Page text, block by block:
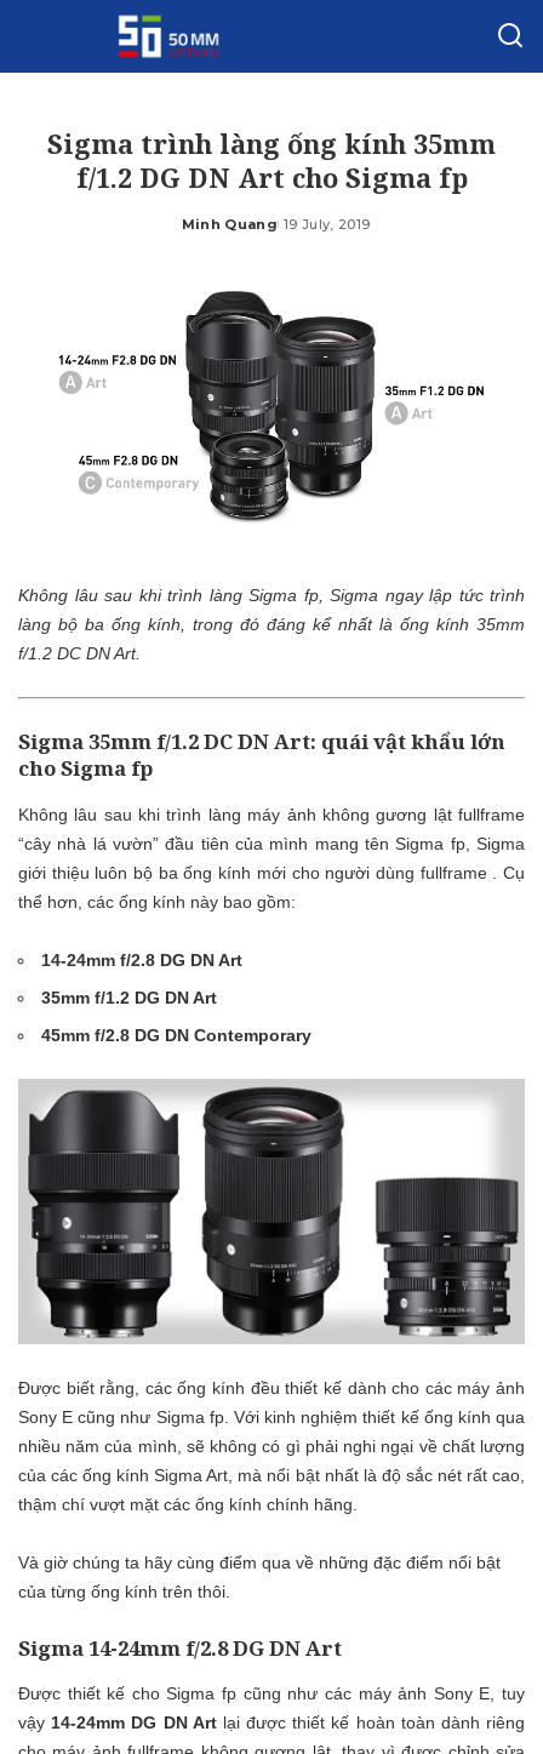
Sigma trình làng ống kính 35mm
f/1.2 DG DN Art cho Sigma fp
Posted
Minh Quang 19 July, 2019
Không lâu sau khi trình làng Sigma fp, Sigma ngay lập tức trình
làng bộ ba ống kính, trong đó đáng kể nhất là ống kính 35mm
f/1.2 DC DN Art.
Sigma 35mm f/1.2 DC DN Art: quái vật khẩu lớn
cho Sigma fp
Không lâu sau khi trình làng máy ảnh không gương lật fullframe
“cây nhà lá vườn” đầu tiên của mình mang tên Sigma fp, Sigma
giới thiệu luôn bộ ba ống kính mới cho người dùng fullframe . Cụ
thể hơn, các ống kính này bao gồm:
14-24mm f/2.8 DG DN Art
35mm f/1.2 DG DN Art
45mm f/2.8 DG DN Contemporary
Được biết rằng, các ống kính đều thiết kế dành cho các máy ảnh
Sony E cũng như Sigma fp. Với kinh nghiệm thiết kế ống kính qua
nhiều năm của mình, sẽ không có gì phải nghi ngại về chất lượng
của các ống kính Sigma Art, mà nổi bật nhất là độ sắc nét rất cao,
thậm chí vượt mặt các ống kính chính hãng.
Và giờ chúng ta hãy cùng điểm qua về những đặc điểm nổi bật
của từng ống kính trên thôi.
Sigma 14-24mm f/2.8 DG DN Art
Được thiết kế cho Sigma fp cũng như các máy ảnh Sony E, tuy
vậy 14-24mm DG DN Artlại được thiết kế hoàn toàn dành riêng